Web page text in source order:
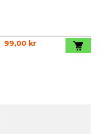
99,00 kr